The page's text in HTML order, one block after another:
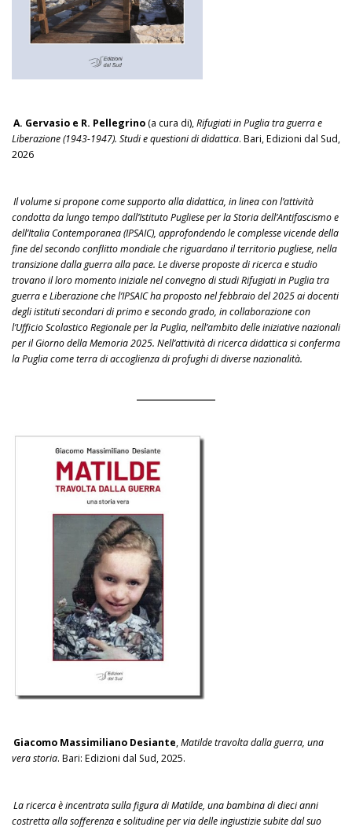
A. Gervasio e R. Pellegrino (a cura di),Rifugiati in Puglia tra guerra e
Liberazione (1943-1947). Studi e questioni di didattica. Bari, Edizioni dal Sud,
2026
Il volume si propone come supporto alla didattica, in linea con l’attività
condotta da lungo tempo dall’Istituto Pugliese per la Storia dell’Antifascismo e
dell’Italia Contemporanea (IPSAIC), approfondendo le complesse vicende della
fine del secondo conflitto mondiale che riguardano il territorio pugliese, nella
transizione dalla guerra alla pace. Le diverse proposte di ricerca e studio
trovano il loro momento iniziale nel convegno di studi Rifugiati in Puglia tra
guerra e Liberazione che l’IPSAIC ha proposto nel febbraio del 2025 ai docenti
degli istituti secondari di primo e secondo grado, in collaborazione con
l’Ufficio Scolastico Regionale per la Puglia, nell’ambito delle iniziative nazionali
per il Giorno della Memoria 2025. Nell’attività di ricerca didattica si conferma
la Puglia come terra di accoglienza di profughi di diverse nazionalità.
Giacomo Massimiliano Desiante,Matilde travolta dalla guerra, una
vera storia. Bari: Edizioni dal Sud, 2025.
La ricerca è incentrata sulla figura di Matilde, una bambina di dieci anni
costretta alla sofferenza e solitudine per via delle ingiustizie subite dal suo